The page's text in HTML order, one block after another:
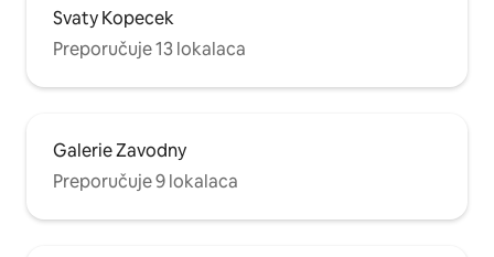
Svaty Kopecek
Preporučuje 13 lokalaca
Galerie Zavodny
Preporučuje 9 lokalaca